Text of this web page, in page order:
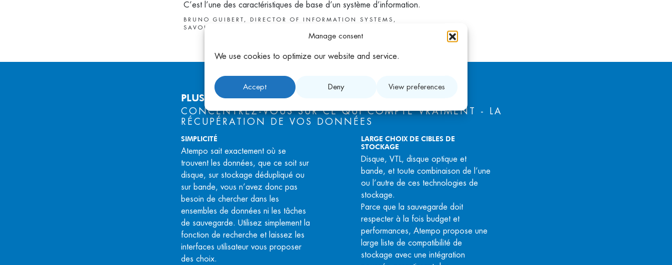
Manage consent
We use cookies to optimize our website and service.
Accept Deny View preferences
C’est l’une des caractéristiques de base d’un système d’information.
BRUNO GUIBERT, DIRECTOR OF INFORMATION SYSTEMS,
SAVOIE-MONT BLANC UNIVERSITY
PLUS DE DÉTAILS - TINA (TIME NAVIGATOR)
CONCENTREZ-VOUS SUR CE QUI COMPTE VRAIMENT - LA
RÉCUPÉRATION DE VOS DONNÉES
SIMPLICITÉ
Atempo sait exactement où se
trouvent les données, que ce soit sur
disque, sur stockage dédupliqué ou
sur bande, vous n’avez donc pas
besoin de chercher dans les
ensembles de données ni les tâches
de sauvegarde. Utilisez simplement la
fonction de recherche et laissez les
interfaces utilisateur vous proposer
des choix.
LARGE CHOIX DE CIBLES DE
STOCKAGE
Disque, VTL, disque optique et
bande, et toute combinaison de l’une
ou l’autre de ces technologies de
stockage.
Parce que la sauvegarde doit
respecter à la fois budget et
performances, Atempo propose une
large liste de compatibilité de
stockage avec une intégration